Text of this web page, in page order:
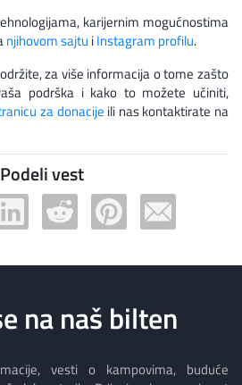
karijernim mogućnostima
njihovom sajtu iInstagram profilu.
za više informacija o tome zašto
podrška i kako to možete učiniti,
za donacije ili nas kontaktirate na
Podeli vest
na naš bilten
vesti o kampovima, buduće